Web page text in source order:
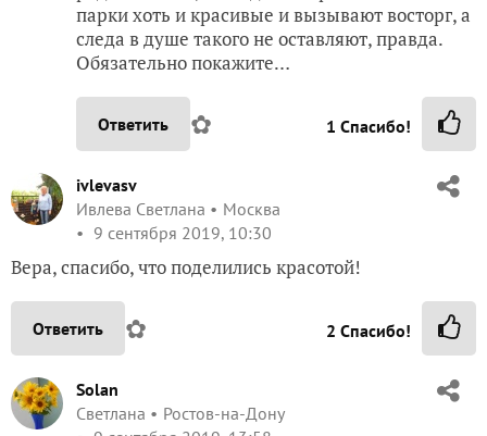
ivlevasv
Ивлева Светлана
Москва
9 сентября 2019, 10:30
Вера, спасибо, что поделились красотой!
Ответить ✿
Solan
Светлана
Ростов-на-Дону
9 сентября 2019, 13:58
Бесподобно!!!
Ответить
grekova-vera60